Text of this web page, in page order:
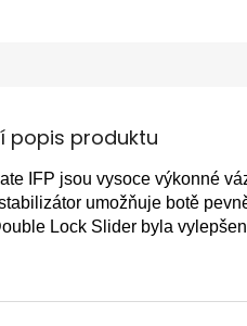
popis produktu
IFP jsou vysoce výkonné
umožňuje botě
Lock Slider byla